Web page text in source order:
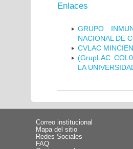
Enlaces
GRUPO
NACIONAL DE
CVLAC
(GrupLAC
LA
Correo institucional
Mapa del sitio
Redes Sociales
FAQ